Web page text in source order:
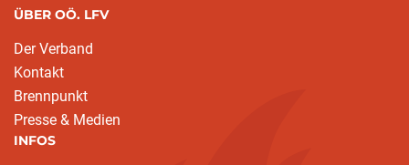
ÜBER OÖ. LFV
Der Verband
Kontakt
Brennpunkt
Presse & Medien
INFOS